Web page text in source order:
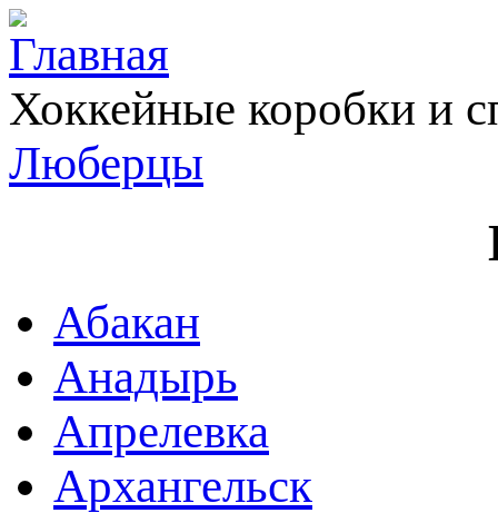
Хоккейные коробки и
Люберцы
Абакан
Анадырь
Апрелевка
Архангельск